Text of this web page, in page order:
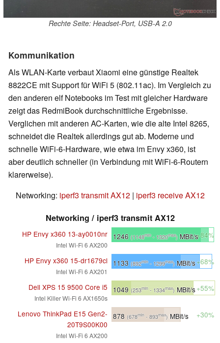
Rechte Seite: Headset-Port, USB-A 2.0
Kommunikation
Als WLAN-Karte verbaut Xiaomi eine günstige Realtek
8822CE mit Support für WiFi 5 (802.11ac). Im Vergleich zu
den anderen elf Notebooks im Test mit gleicher Hardware
zeigt das RedmiBook durchschnittliche Ergebnisse.
Verglichen mit anderen AC-Karten, wie die alte Intel 8265,
schneidet die Realtek allerdings gut ab. Moderne und
schnelle WiFi-6-Hardware, wie etwa im Envy x360, ist
aber deutlich schneller (in Verbindung mit WiFi-6-Routern
klarerweise).
Networking: iperf3 transmit AX12| iperf3 receive AX12
Networking / iperf3 transmit AX12
HP Envy x360 13-ay0010nr
Intel Wi-Fi 6 AX200
1246 (1148min- 1320max) MBit/s+84%
HP Envy x360 15-dr1679cl
Intel Wi-Fi 6 AX201
1133 (892min- 1299max) MBit/s+68%
Dell XPS 15 9500 Core i5
Intel Killer Wi-Fi 6 AX1650s
1049 (253min- 1334max)MBit/s+55%
Lenovo ThinkPad E15 Gen2-
20T9S00K00
Intel Wi-Fi 6 AX200
878 (678min - 893max)MBit/s +30%